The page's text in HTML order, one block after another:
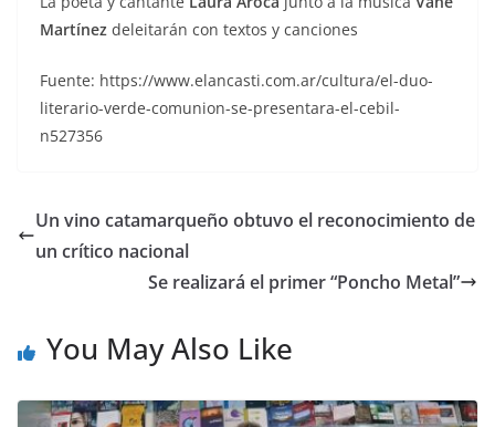
Martínez deleitarán con textos y canciones
Fuente: https://www.elancasti.com.ar/cultura/el-duo-
literario-verde-comunion-se-presentara-el-cebil-
n527356
Un vino catamarqueño obtuvo el reconocimiento de
un crítico nacional
Se realizará el primer “Poncho Metal”
You May Also Like